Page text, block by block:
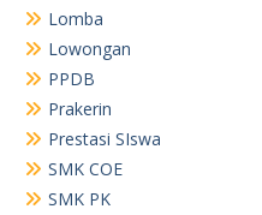
Lomba
Lowongan
PPDB
Prakerin
Prestasi SIswa
SMK COE
SMK PK